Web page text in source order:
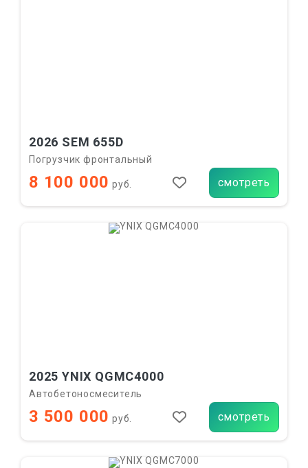
2026 SEM 655D
Погрузчик фронтальный
8 100 000 руб. смотреть
2025 YNIX QGMC4000
Автобетоносмеситель
3 500 000 руб. смотреть